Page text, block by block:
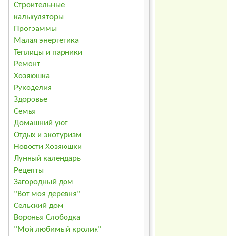
Строительные
калькуляторы
Программы
Малая энергетика
Теплицы и парники
Ремонт
Хозяюшка
Рукоделия
Здоровье
Семья
Домашний уют
Отдых и экотуризм
Новости Хозяюшки
Лунный календарь
Рецепты
Загородный дом
"Вот моя деревня"
Сельский дом
Воронья Слободка
"Мой любимый кролик"